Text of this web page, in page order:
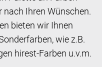
nach Ihren Wünschen.
bieten wir Ihnen
wie z.B.
hirest-Farben u.v.m.